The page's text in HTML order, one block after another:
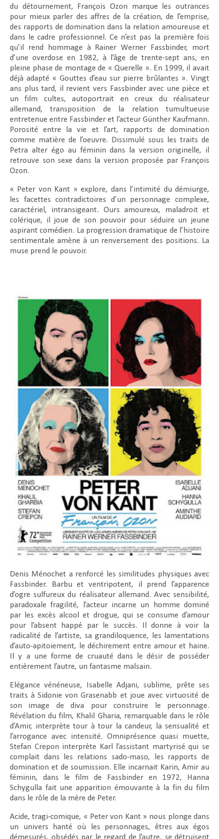
du détournement, François Ozon marque les outrances
pour mieux parler des affres de la création, de l’emprise,
des rapports de domination dans la relation amoureuse et
dans le cadre professionnel. Ce n’est pas la première fois
qu’il rend hommage à Rainer Werner Fassbinder, mort
d’une overdose en 1982, à l’âge de trente-sept ans, en
pleine phase de montage de « Querelle ». En 1999, il avait
déjà adapté « Gouttes d’eau sur pierre brûlantes ». Vingt
ans plus tard, il revient vers Fassbinder avec une pièce et
un film cultes, autoportrait en creux du réalisateur
allemand, transposition de la relation tumultueuse
entretenue entre Fassbinder et l’acteur Günther Kaufmann.
Porosité entre la vie et l’art, rapports de domination
comme matière de l’oeuvre. Dissimulé sous les traits de
Petra alter égo au féminin dans la version originelle, il
retrouve son sexe dans la version proposée par François
Ozon.
« Peter von Kant » explore, dans l’intimité du démiurge,
les facettes contradictoires d’un personnage complexe,
caractériel, intransigeant. Ours amoureux, maladroit et
colérique, il joue de son pouvoir pour séduire un jeune
aspirant comédien. La progression dramatique de l’histoire
sentimentale amène à un renversement des positions. La
muse prend le pouvoir.
Denis Ménochet a renforcé les similitudes physiques avec
Fassbinder. Barbu et ventripotent, il prend l’apparence
d’ogre sulfureux du réalisateur allemand. Avec sensibilité,
paradoxale fragilité, l’acteur incarne un homme dominé
par les excès alcool et drogue, qui se consume d’amour
pour l’absent happé par le succès. Il donne à voir la
radicalité de l’artiste, sa grandiloquence, les lamentations
d’auto-apitoiement, le déchirement entre amour et haine.
Il y a une forme de cruauté dans le désir de posséder
entièrement l’autre, un fantasme malsain.
Elégance vénéneuse, Isabelle Adjani, sublime, prête ses
traits à Sidonie von Grasenabb et joue avec virtuosité de
son image de diva pour construire le personnage.
Révélation du film, Khalil Gharia, remarquable dans le rôle
d’Amir, interprète tour à tour la candeur, la sensualité et
l’arrogance avec intensité. Omniprésence quasi muette,
Stefan Crepon interprète Karl l’assistant martyrisé qui se
complait dans les relations sado-maso, les rapports de
domination et de soumission. Elle incarnait Karin, Amir au
féminin, dans le film de Fassbinder en 1972, Hanna
Schygulla fait une apparition émouvante à la fin du film
dans le rôle de la mère de Peter.
Acide, tragi-comique, « Peter von Kant » nous plonge dans
un univers hanté où les personnages, êtres aux égos
démesurés, obsédés par le regard de l’autre, se détruisent